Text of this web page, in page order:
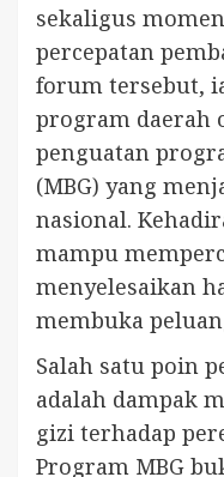
sekaligus
percepatan
forum tersebut,
program daerah
penguatan
(MBG) yang
nasional.
mampu
menyelesaikan
membuka
Salah satu poin
adalah dampak
gizi terhadap
Program MBG